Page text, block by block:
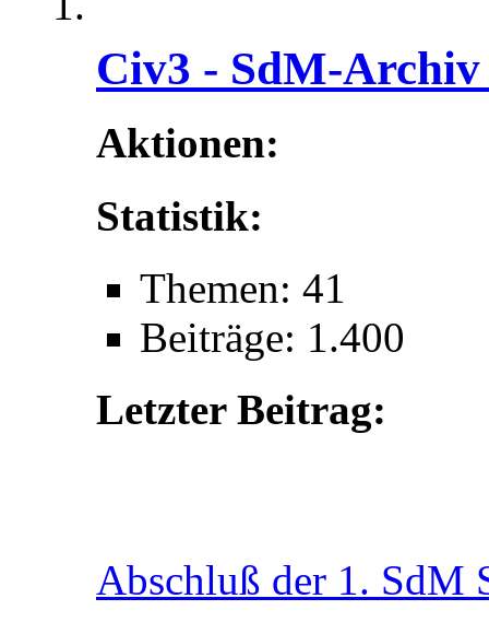
Civ3 - SdM-Archiv
Aktionen:
Statistik:
Themen: 41
Beiträge: 1.400
Letzter Beitrag:
Abschluß der 1. SdM